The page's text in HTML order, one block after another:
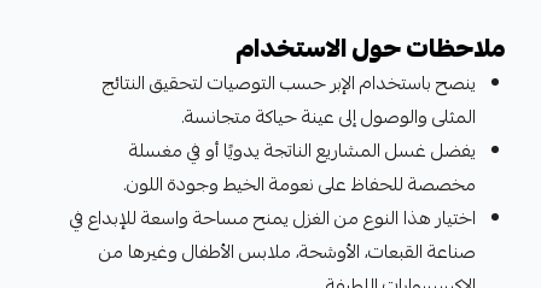
ملاحظات حول الاستخدام
ينصح باستخدام الإبر حسب التوصيات لتحقيق النتائج
المثلى والوصول إلى عينة حياكة متجانسة.
يفضل غسل المشاريع الناتجة يدويًا أو في مغسلة
مخصصة للحفاظ على نعومة الخيط وجودة اللون.
اختيار هذا النوع من الغزل يمنح مساحة واسعة للإبداع في
صناعة القبعات، الأوشحة، ملابس الأطفال وغيرها من